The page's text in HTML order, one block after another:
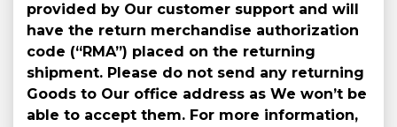
provided by Our customer support and will
have the return merchandise authorization
code (“RMA”) placed on the returning
shipment. Please do not send any returning
Goods to Our office address as We won’t be
able to accept them. For more information,